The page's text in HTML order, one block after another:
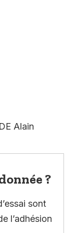
Alain
?
sont
l’adhésion